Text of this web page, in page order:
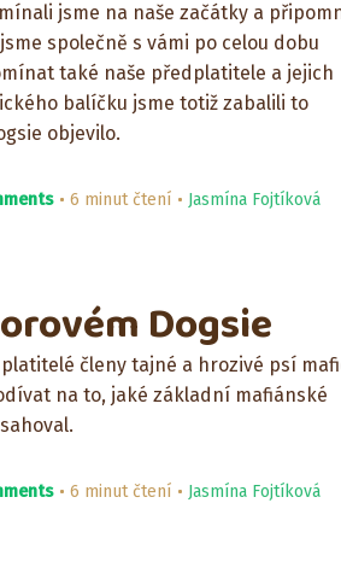
jsme na naše začátky a
společně s vámi po celou dobu
také naše předplatitele a jejich
balíčku jsme totiž zabalili to
objevilo.
6 minut čtení Jasmína Fojtíková
Dogsie
členy tajné a hrozivé psí
na to, jaké základní mafiánské
6 minut čtení Jasmína Fojtíková